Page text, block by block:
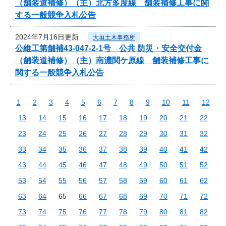
（舗装道補修）（主）北方多度線 舗装補修工事に関
する一般競争入札公告
2024年7月16日更新 大垣土木事務所
公維工第舗補43-047-2-1号 公共 防災・安全交付金
（舗装道補修）（主）南濃関ケ原線 舗装補修工事に
関する一般競争入札公告
1 2 3 4 5 6 7 8 9 10 11
12
13
14 15 16 17 18 19 20 21
22
23
24 25 26 27 28 29 30 31
32
33
34 35 36 37 38 39 40 41
42
43
44 45 46 47 48 49 50 51
52
53
54 55 56 57 58 59 60 61
62
63
64 65 66 67 68 69 70 71
72
73
74 75 76 77 78 79 80 81
82